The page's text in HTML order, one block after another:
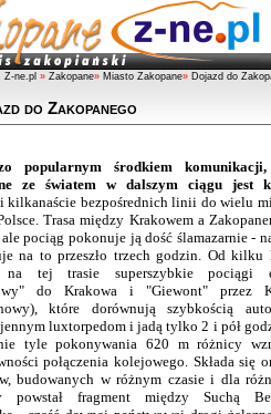
Z-ne.pl » Zakopane» Miasto Zakopane» Dojazd do
do Zakopanego
popularnymśrodkiem komunikacji,
ze światem w dalszym ciągu jest
kilkanaście bezpośrednich linii do wielu
Trasa między Krakowem a
pociąg pokonuje ją dość ślamazarnie -
na to przeszło trzech godzin. Od kilku
na tej trasie superszybkie pociągi
do Krakowa i "Giewont" przez
które dorównują szybkością
luxtorpedom i jadą tylko 2 i pół
tyle pokonywania 620 m różnicy
połączenia kolejowego. Składa się
budowanych w różnym czasie i dla
powstał fragment między Suchą